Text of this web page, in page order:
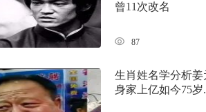
曾11次改名
87
生肖姓名学分析姜
身家上亿如今75岁